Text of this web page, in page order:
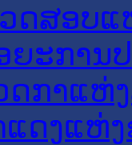
ດສອບແ
ຍະການ
ດກາແຫ່
ແດງແຫ່